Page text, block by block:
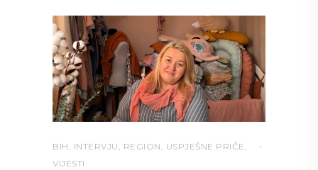
BIH , INTERVJU , REGION , USPJEŠNE PRIČE ,
VIJESTI